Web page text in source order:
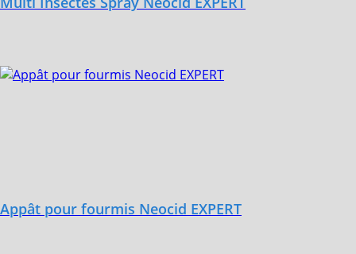
Appât pour fourmis Neocid EXPERT